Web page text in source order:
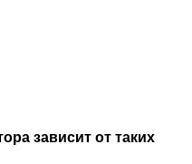
зависит от таких